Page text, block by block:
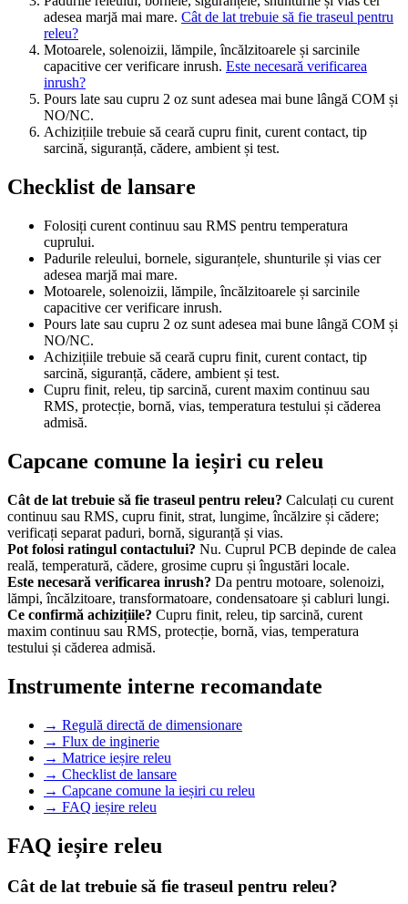
adesea marjă mai mare. Cât de lat trebuie să fie traseul pentru
releu?
Motoarele, solenoizii, lămpile, încălzitoarele și sarcinile
capacitive cer verificare inrush. Este necesară verificarea
inrush?
Pours late sau cupru 2 oz sunt adesea mai bune lângă COM și
NO/NC.
Achizițiile trebuie să ceară cupru finit, curent contact, tip
sarcină, siguranță, cădere, ambient și test.
Checklist de lansare
Folosiți curent continuu sau RMS pentru temperatura
cuprului.
Padurile releului, bornele, siguranțele, shunturile și vias cer
adesea marjă mai mare.
Motoarele, solenoizii, lămpile, încălzitoarele și sarcinile
capacitive cer verificare inrush.
Pours late sau cupru 2 oz sunt adesea mai bune lângă COM și
NO/NC.
Achizițiile trebuie să ceară cupru finit, curent contact, tip
sarcină, siguranță, cădere, ambient și test.
Cupru finit, releu, tip sarcină, curent maxim continuu sau
RMS, protecție, bornă, vias, temperatura testului și căderea
admisă.
Capcane comune la ieșiri cu releu
Cât de lat trebuie să fie traseul pentru releu? Calculați cu curent
continuu sau RMS, cupru finit, strat, lungime, încălzire și cădere;
verificați separat paduri, bornă, siguranță și vias.
Pot folosi ratingul contactului? Nu. Cuprul PCB depinde de calea
reală, temperatură, cădere, grosime cupru și îngustări locale.
Este necesară verificarea inrush? Da pentru motoare, solenoizi,
lămpi, încălzitoare, transformatoare, condensatoare și cabluri lungi.
Ce confirmă achizițiile? Cupru finit, releu, tip sarcină, curent
maxim continuu sau RMS, protecție, bornă, vias, temperatura
testului și căderea admisă.
Instrumente interne recomandate
→ Regulă directă de dimensionare
→ Flux de inginerie
→ Matrice ieșire releu
→ Checklist de lansare
→ Capcane comune la ieșiri cu releu
→ FAQ ieșire releu
FAQ ieșire releu
Cât de lat trebuie să fie traseul pentru releu?